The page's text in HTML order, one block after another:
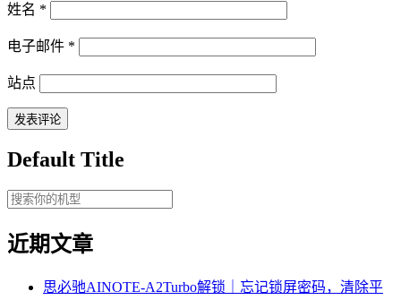
姓名 *
电子邮件 *
站点
Default Title
近期文章
思必驰AINOTE‑A2Turbo解锁｜忘记锁屏密码，清除平